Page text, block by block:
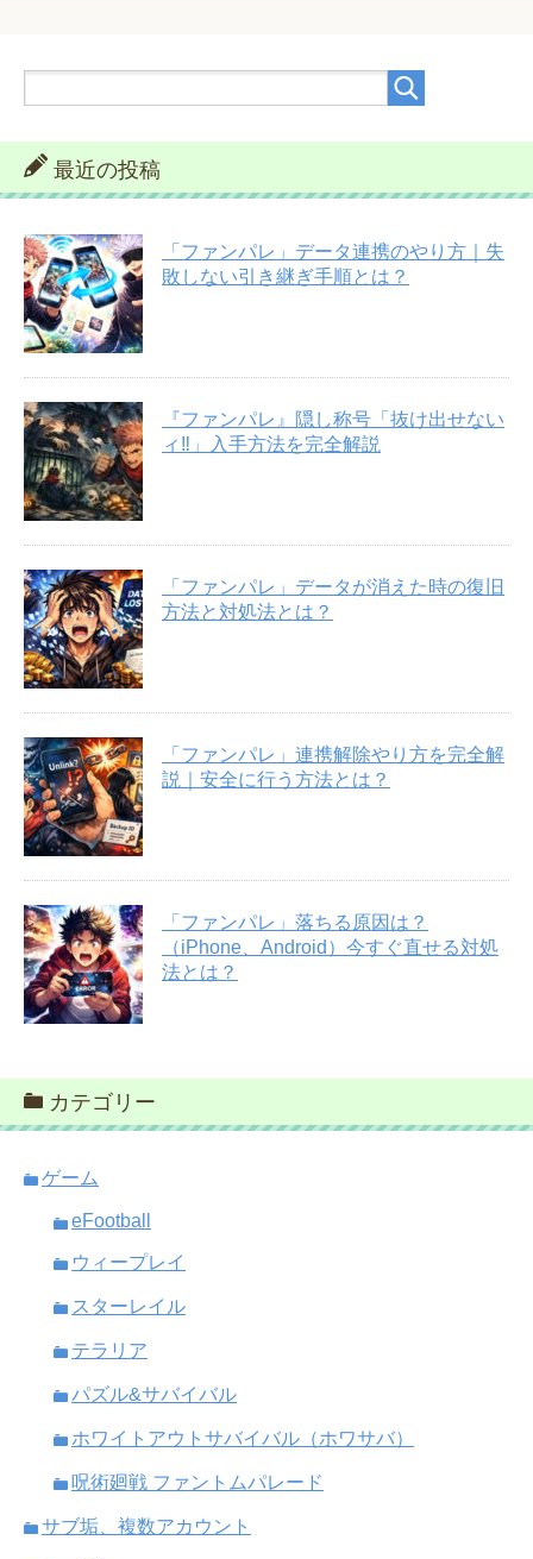
最近の投稿
「ファンパレ」データ連携のやり方｜失
敗しない引き継ぎ手順とは？
『ファンパレ』隠し称号「抜け出せない
ィ‼︎」入手方法を完全解説
「ファンパレ」データが消えた時の復旧
方法と対処法とは？
「ファンパレ」連携解除やり方を完全解
説｜安全に行う方法とは？
「ファンパレ」落ちる原因は？
（iPhone、Android）今すぐ直せる対処
法とは？
カテゴリー
ゲーム
eFootball
ウィープレイ
スターレイル
テラリア
パズル&サバイバル
ホワイトアウトサバイバル（ホワサバ）
呪術廻戦 ファントムパレード
サブ垢、複数アカウント